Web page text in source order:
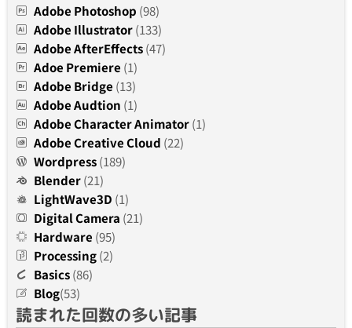
Adobe Photoshop (98)
Adobe Illustrator(133)
Adobe AfterEffects(47)
Adoe Premiere (1)
Adobe Bridge (13)
Adobe Audtion (1)
Adobe Character Animator(1)
Adobe Creative Cloud (22)
Wordpress(189)
Blender(21)
LightWave3D (1)
Digital Camera (21)
Hardware (95)
Processing(2)
Basics(86)
Blog(53)
読まれた回数の多い記事